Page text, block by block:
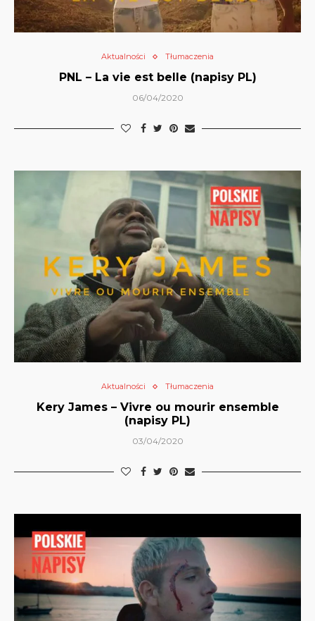
Aktualności Tłumaczenia
PNL – La vie est belle (napisy PL)
06/04/2020
Aktualności Tłumaczenia
Kery James – Vivre ou mourir ensemble
(napisy PL)
03/04/2020